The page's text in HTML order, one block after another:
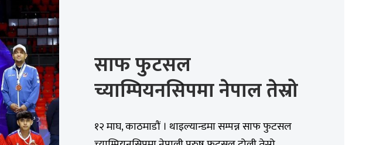
साफ फुटसल
च्याम्पियनसिपमा नेपाल तेस्रो
१२ माघ, काठमाडौं । थाइल्यान्डमा सम्पन्न साफ फुटसल